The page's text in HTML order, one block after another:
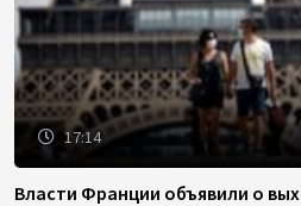
17:14
Власти Франции объявили о